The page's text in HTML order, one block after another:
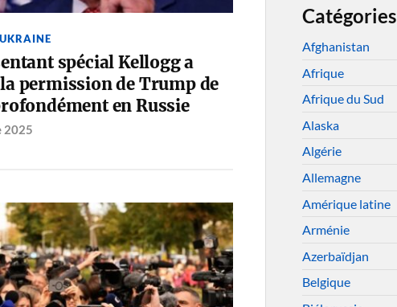
UKRAINE
spécial Kellogg a
permission de Trump de
en Russie
2025
Catégories
Afghanistan
Afrique
Afrique du Sud
Alaska
Algérie
Allemagne
Amérique latine
Arménie
Azerbaïdjan
Belgique